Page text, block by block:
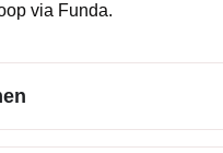
via Funda.